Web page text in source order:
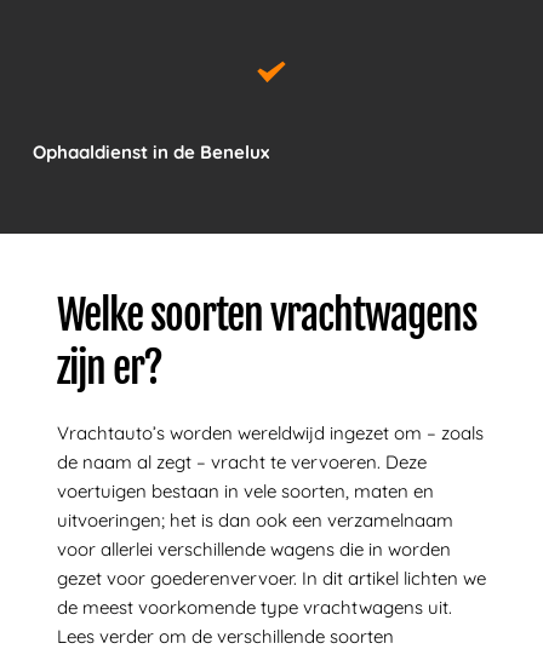
Ophaaldienst in de Benelux
Welke soorten vrachtwagens
zijn er?
Vrachtauto’s worden wereldwijd ingezet om – zoals
de naam al zegt – vracht te vervoeren. Deze
voertuigen bestaan in vele soorten, maten en
uitvoeringen; het is dan ook een verzamelnaam
voor allerlei verschillende wagens die in worden
gezet voor goederenvervoer. In dit artikel lichten we
de meest voorkomende type vrachtwagens uit.
Lees verder om de verschillende soorten